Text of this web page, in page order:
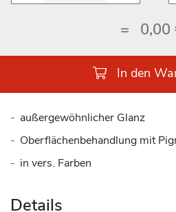
= 0,00
In den
außergewöhnlicher Glanz
Oberflächenbehandlung mit
in vers. Farben
Details